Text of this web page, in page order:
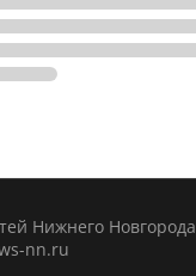
Нижнего Новгорода
nn.ru